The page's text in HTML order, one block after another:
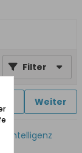
Filter
Weiter
Intelligenz